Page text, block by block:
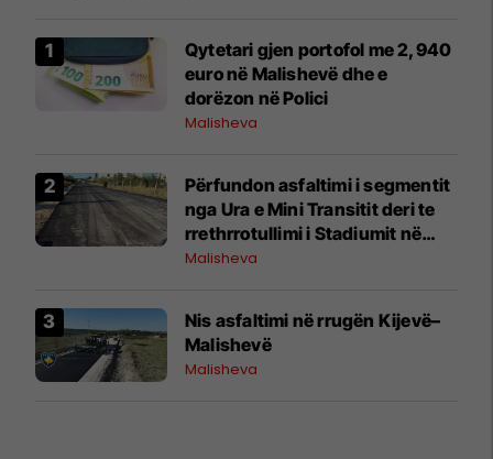
Qytetari gjen portofol me 2,940
euro në Malishevë dhe e
dorëzon në Polici
Malisheva
Përfundon asfaltimi i segmentit
nga Ura e Mini Transitit deri te
rrethrrotullimi i Stadiumit në
Malishevë
Malisheva
Nis asfaltimi në rrugën Kijevë–
Malishevë
Malisheva